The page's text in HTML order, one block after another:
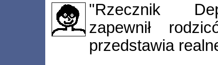
"Rzecznik
zapewnił
przedstawia